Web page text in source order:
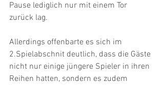
Pause lediglich nur mit einem Tor
zurück lag.
Allerdings offenbarte es sich im
2.Spielabschnit deutlich, dass die Gäste
nicht nur einige jüngere Spieler in ihren
Reihen hatten, sondern es zudem